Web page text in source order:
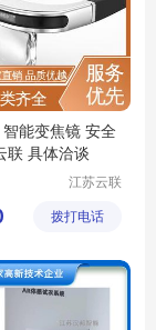
能变焦镜 安全
联 具体洽谈
江苏云联
装备有限
拨打电话